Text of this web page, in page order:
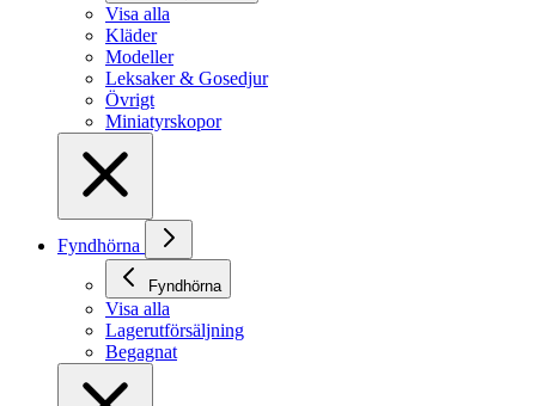
Visa alla
Kläder
Modeller
Leksaker & Gosedjur
Övrigt
Miniatyrskopor
Fyndhörna
Fyndhörna
Visa alla
Lagerutförsäljning
Begagnat